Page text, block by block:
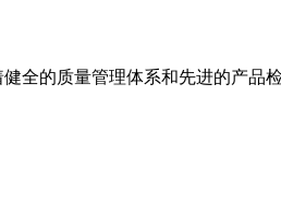
全的质量管理体系和先进的产品